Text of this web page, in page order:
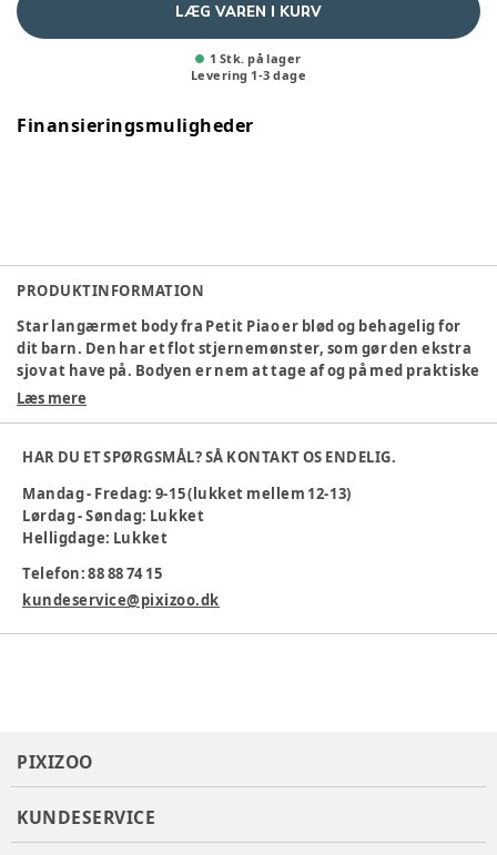
LÆG VAREN I KURV
1 Stk. på lager
Levering 1-3 dage
Finansieringsmuligheder
PRODUKTINFORMATION
Star langærmet body fra Petit Piao er blød og behagelig for
dit barn. Den har et flot stjernemønster, som gør den ekstra
sjov at have på. Bodyen er nem at tage af og på med praktiske
trykknapper. Perfekt til både leg og hvile.
Sjovt stjernemønster
Maskinvask 30 °C
Velegnet til hverdag og fest
Farve:Hvid
Materiale:Økologisk bomuld
Læs mere
HAR DU ET SPØRGSMÅL? SÅ KONTAKT OS ENDELIG.
Mandag - Fredag: 9-15 (lukket mellem 12-13)
Lørdag - Søndag: Lukket
Helligdage: Lukket
Telefon: 88 88 74 15
kundeservice@pixizoo.dk
PIXIZOO
KUNDESERVICE